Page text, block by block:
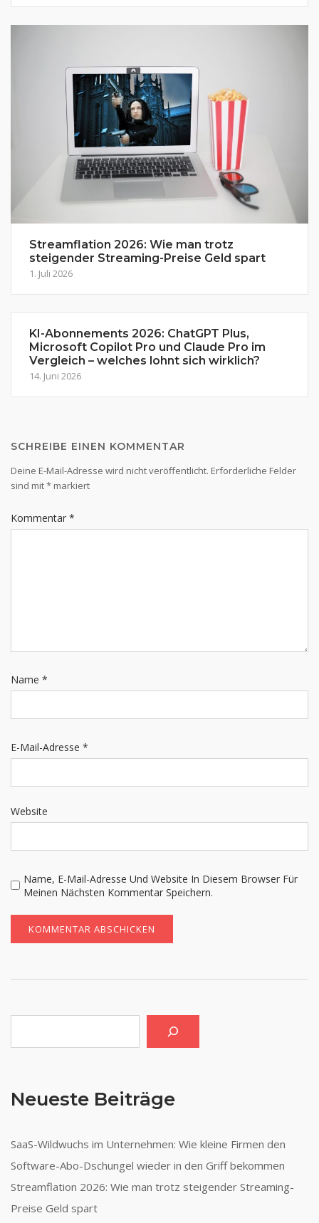
Streamflation 2026: Wie man trotz
steigender Streaming-Preise Geld spart
1. Juli 2026
KI-Abonnements 2026: ChatGPT Plus,
Microsoft Copilot Pro und Claude Pro im
Vergleich – welches lohnt sich wirklich?
14. Juni 2026
SCHREIBE EINEN KOMMENTAR
Deine E-Mail-Adresse wird nicht veröffentlicht. Erforderliche Felder
sind mit* markiert
Kommentar *
Name *
E-Mail-Adresse *
Website
Name, E-Mail-Adresse Und Website In Diesem Browser Für
Meinen Nächsten Kommentar Speichern.
Neueste Beiträge
SaaS-Wildwuchs im Unternehmen: Wie kleine Firmen den
Software-Abo-Dschungel wieder in den Griff bekommen
Streamflation 2026: Wie man trotz steigender Streaming-
Preise Geld spart